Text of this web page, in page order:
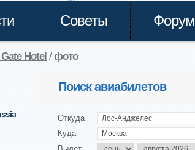
Советы Форум
Hotel /фото
Поиск авиабилетов
Откуда
Куда